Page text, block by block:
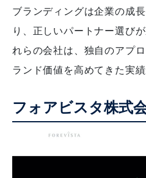
ブランディングは企業の成
り、正しいパートナー選び
れらの会社は、独自のアプ
ランド価値を高めてきた実
フォアビスタ株式